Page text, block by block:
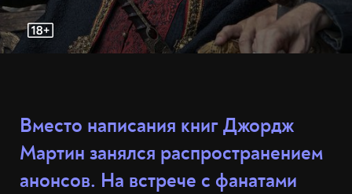
Вместо написания книг Джордж
Мартин занялся распространением
анонсов. На встрече с фанатами